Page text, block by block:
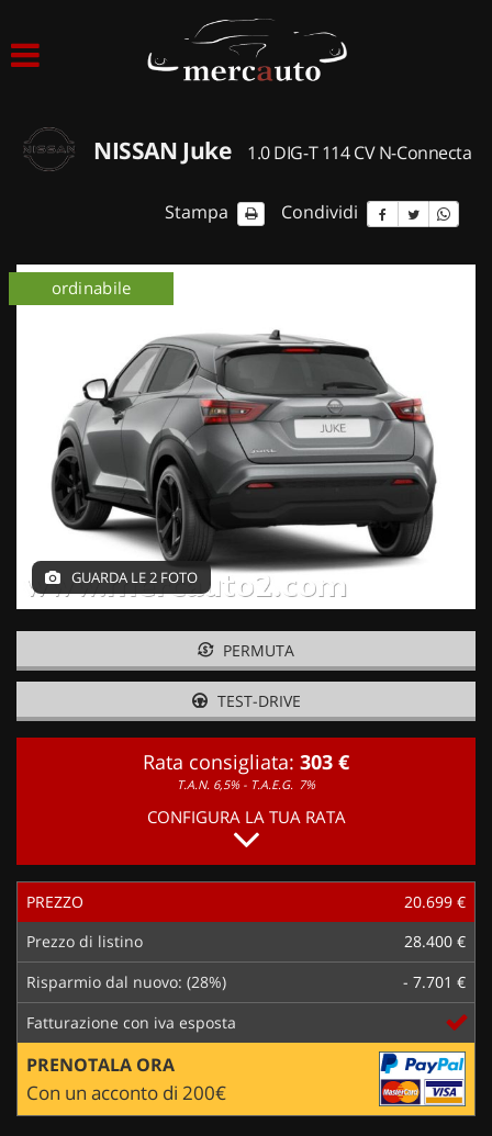
ACQUISTIAMO USATO
NOLEGGIO AUTO
NOLEGGIO LUNGO TERMINE
NOLEGGIO BREVE TERMINE
CONTATTI
NISSAN Juke 1.0 DIG-T 114 CV N-Connecta
Stampa Condividi
ordinabile
GUARDA LE 2 FOTO
PERMUTA
TEST-DRIVE
Rata consigliata: 303 €
T.A.N. 6,5% - T.A.E.G. 7%
CONFIGURA LA TUA RATA
PREZZO
20.699 €
Prezzo di listino
28.400 €
Risparmio dal nuovo: (28%)
- 7.701 €
Fatturazione con iva esposta
PRENOTALA ORA
Con un acconto di 200€